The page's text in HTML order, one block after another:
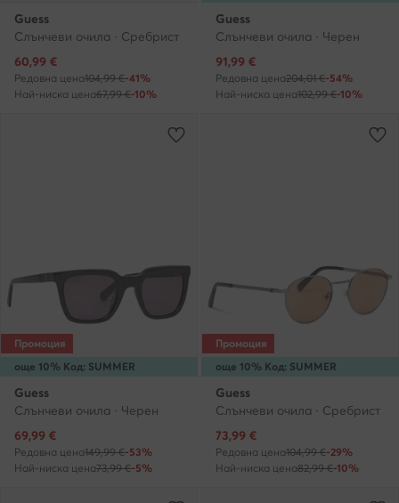
Guess
Слънчеви очила · Сребрист
Актуална цена
60,99 €
Редовна цена104,99 €-41%
Най-ниска цена67,99 €-10%
Guess
Слънчеви очила · Черен
Актуална цена
91,99 €
Редовна цена204,01 €-54%
Най-ниска цена102,99 €-10%
още 10% Код: SUMMER
Промоция
Guess
Слънчеви очила · Черен
Актуална цена
69,99 €
Редовна цена149,99 €-53%
Най-ниска цена73,99 €-5%
още 10% Код: SUMMER
Промоция
Guess
Слънчеви очила · Сребрист
Актуална цена
73,99 €
Редовна цена104,99 €-29%
Най-ниска цена82,99 €-10%